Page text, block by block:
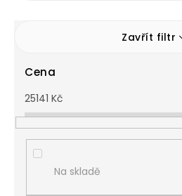
Zavřít filtr
Cena
25141 Kč
Na skladě